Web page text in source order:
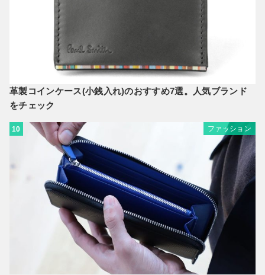
革製コインケース(小銭入れ)のおすすめ7選。人気ブランド
をチェック
10 ファッション